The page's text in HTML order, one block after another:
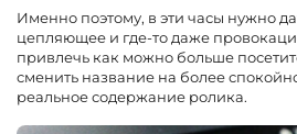
Именно поэтому, в эти часы нужно
цепляющее и где-то даже
привлечь как можно больше
сменить название на более
реальное содержание ролика.